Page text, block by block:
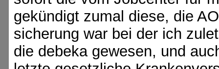
gekündigt zumal diese, die
sicherung war bei der ich
die debeka gewesen, und